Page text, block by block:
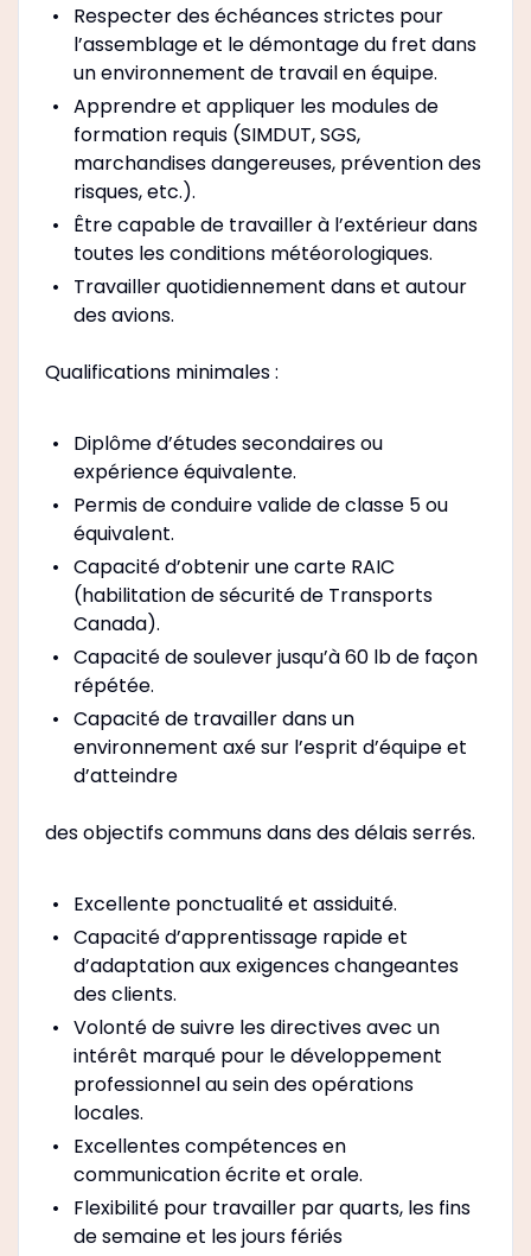
Respecter des échéances strictes pour
l’assemblage et le démontage du fret dans
un environnement de travail en équipe.
Apprendre et appliquer les modules de
formation requis (SIMDUT, SGS,
marchandises dangereuses, prévention des
risques, etc.).
Être capable de travailler à l’extérieur dans
toutes les conditions météorologiques.
Travailler quotidiennement dans et autour
des avions.
Qualifications minimales :
Diplôme d’études secondaires ou
expérience équivalente.
Permis de conduire valide de classe 5 ou
équivalent.
Capacité d’obtenir une carte RAIC
(habilitation de sécurité de Transports
Canada).
Capacité de soulever jusqu’à 60 lb de façon
répétée.
Capacité de travailler dans un
environnement axé sur l’esprit d’équipe et
d’atteindre
des objectifs communs dans des délais serrés.
Excellente ponctualité et assiduité.
Capacité d’apprentissage rapide et
d’adaptation aux exigences changeantes
des clients.
Volonté de suivre les directives avec un
intérêt marqué pour le développement
professionnel au sein des opérations
locales.
Excellentes compétences en
communication écrite et orale.
Flexibilité pour travailler par quarts, les fins
de semaine et les jours fériés